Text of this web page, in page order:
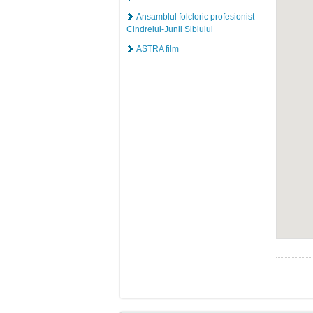
Ansamblul folcloric profesionist
Cindrelul-Junii Sibiului
ASTRA film